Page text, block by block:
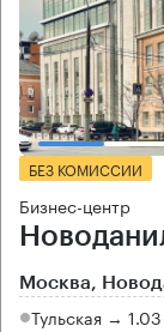
БЕЗ КОМИССИИ
Бизнес-центр
Москва,
Тульская →